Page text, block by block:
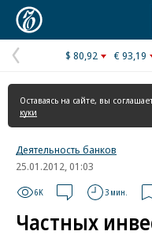
Предыдущая
страница
$ 80,92 € 93,19
Оставаясь на сайте, вы
куки
Деятельность банков
25.01.2012, 01:03
6K 3 мин.
Частных